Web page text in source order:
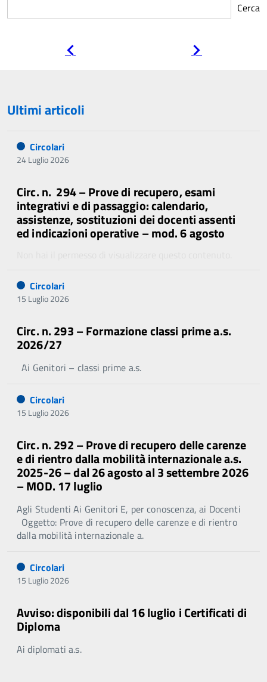
Cerca
Ultimi articoli
Circolari
24 Luglio 2026
Circ. n. 294 – Prove di recupero, esami
integrativi e di passaggio: calendario,
assistenze, sostituzioni dei docenti assenti
ed indicazioni operative – mod. 6 agosto
Circolari
15 Luglio 2026
Circ. n. 293 – Formazione classi prime a.s.
2026/27
Ai Genitori – classi prime a.s.
Circolari
15 Luglio 2026
Circ. n. 292 – Prove di recupero delle carenze
e di rientro dalla mobilità internazionale a.s.
2025-26 – dal 26 agosto al 3 settembre 2026
– MOD. 17 luglio
Agli Studenti Ai Genitori E, per conoscenza, ai Docenti
Oggetto: Prove di recupero delle carenze e di rientro
dalla mobilità internazionale a.
Circolari
15 Luglio 2026
Avviso: disponibili dal 16 luglio i Certificati di
Diploma
Ai diplomati a.s.